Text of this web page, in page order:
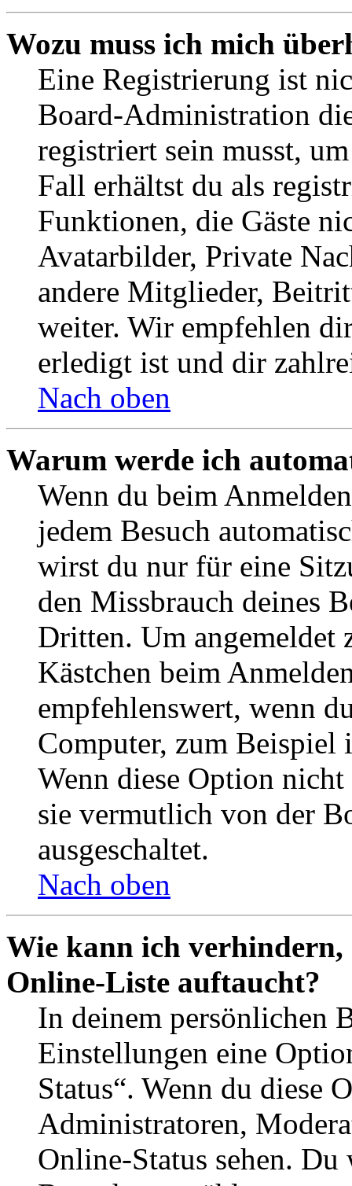
Wozu muss ich mich
Eine Registrierung ist
Board-Administration
registriert sein musst,
Fall erhältst du als
Funktionen, die Gäste
Avatarbilder, Private
andere Mitglieder,
weiter. Wir empfehlen
erledigt ist und dir
Nach oben
Warum werde ich
Wenn du beim
jedem Besuch
wirst du nur für eine
den Missbrauch deines
Dritten. Um angemeldet
Kästchen beim
empfehlenswert, wenn
Computer, zum Beispiel
Wenn diese Option
sie vermutlich von der
ausgeschaltet.
Nach oben
Wie kann ich verhindern,
Online-Liste auftaucht?
In deinem persönlichen
Einstellungen eine
Status“. Wenn du diese
Administratoren,
Online-Status sehen.